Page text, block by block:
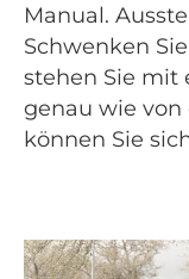
Manual.
Schwenken
stehen Sie mit
genau wie von
können Sie